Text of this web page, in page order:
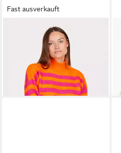
Fast ausverkauft
KEY LARGORundhalspullover
WKN DEAR tube (1-tlg)
UVP69,99 €